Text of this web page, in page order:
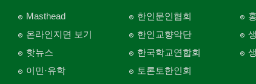
Masthead
온라인지면 보기
핫뉴스
이민·유학
한인문인협회
한인교향악단
한국학교연합회
토론토한인회